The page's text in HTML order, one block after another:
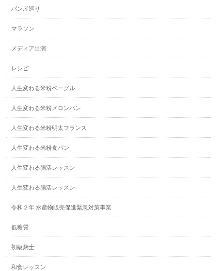
パン屋巡り
マラソン
メディア出演
レシピ
人生変わる米粉ベーグル
人生変わる米粉メロンパン
人生変わる米粉明太フランス
人生変わる米粉食パン
人生変わる腸活レッスン
人生変わる腸活レッスン
令和２年 水産物販売促進緊急対策事業
低糖質
初級麹士
和食レッスン